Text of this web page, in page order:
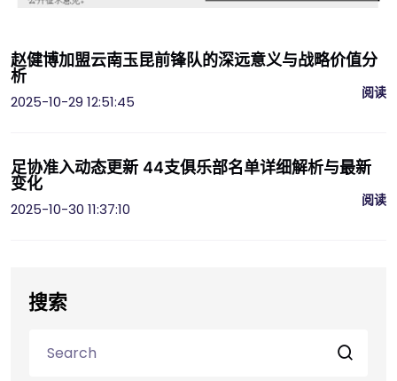
赵健博加盟云南玉昆前锋队的深远意义与战略价值分
析
2025-10-29 12:51:45
阅读
足协准入动态更新 44支俱乐部名单详细解析与最新
变化
2025-10-30 11:37:10
阅读
搜索